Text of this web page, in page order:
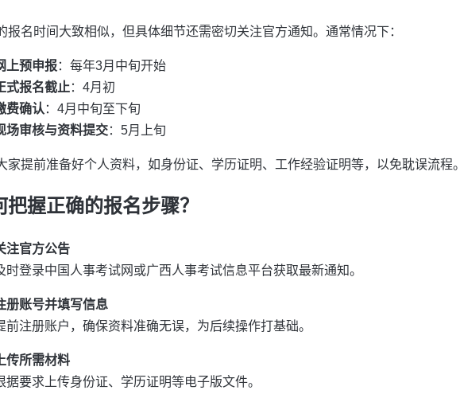
报名时间大致相似，但具体细节还需密切关注官方通知。通常情况下：
上预申报：每年3月中旬开始
式报名截止：4月初
费确认 ：4月中旬至下旬
场审核与资料提交：5月上旬
家提前准备好个人资料，如身份证、学历证明、工作经验证明等，以免耽误流程。
把握正确的报名步骤？
注官方公告
时登录中国人事考试网或广西人事考试信息平台获取最新通知。
册账号并填写信息
前注册账户，确保资料准确无误，为后续操作打基础。
上传所需材料
据要求上传身份证、学历证明等电子版文件。